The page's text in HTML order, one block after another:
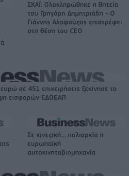
ΣΚΑΪ: Ολοκληρώθηκε η θητεία
του Γρηγόρη Δημητριάδη - Ο
Γιάννης Αλαφούζος επιστρέφει
στη θέση του CEO
σε 451 επιχειρήσεις ξεκίνησε το
εισφορών ΕΔΟΕΑΠ
Σε κινεζική… πολιορκία η
ευρωπαϊκή
αυτοκινητοβιομηχανία